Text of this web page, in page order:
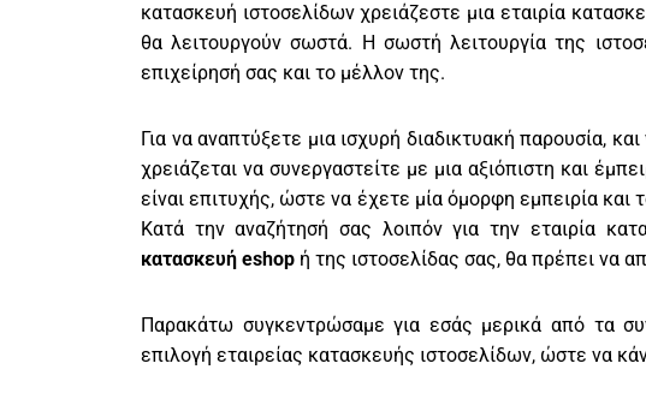
κατασκευή ιστοσελίδων χρειάζεστε μια εταιρία
θα λειτουργούν σωστά. Η σωστή λειτουργία της
επιχείρησή σας και το μέλλον της.
Για να αναπτύξετε μια ισχυρή διαδικτυακή παρουσία,
χρειάζεται να συνεργαστείτε με μια αξιόπιστη και
είναι επιτυχής, ώστε να έχετε μία όμορφη εμπειρία
Κατά την αναζήτησή σας λοιπόν για την εταιρία
κατασκευή eshop ή της ιστοσελίδας σας, θα πρέπει να
Παρακάτω συγκεντρώσαμε για εσάς μερικά από τα
επιλογή εταιρείας κατασκευής ιστοσελίδων, ώστε να